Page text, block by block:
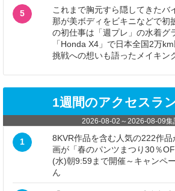
5
これまで胸元すら隠してきたバ
那が美ボディをビキニなどで初
の初仕事は「週プレ」の水着グ
「Honda X4」で日本全国2万
挑戦への想いも語ったメイキン
1週間のアクセスラ
2026-08-02 ～2026-08-09集
1
8KVR作品を含む人気の222作
画が「春のパンツまつり30％
(水)朝9:59まで開催～キャンペ
ん